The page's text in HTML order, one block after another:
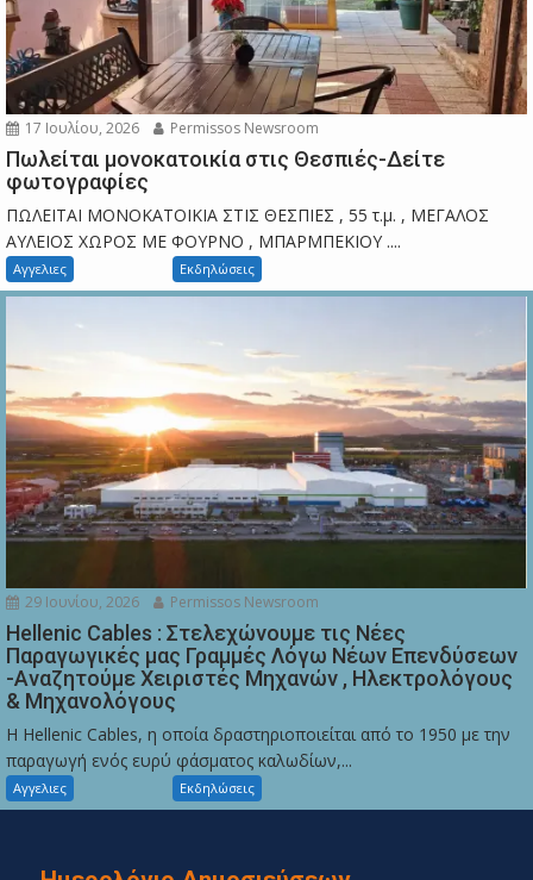
17 Ιουλίου, 2026 Permissos Newsroom
Πωλείται μονοκατοικία στις Θεσπιές-Δείτε
φωτογραφίες
ΠΩΛΕΙΤΑΙ ΜΟΝΟΚΑΤΟΙΚΙΑ ΣΤΙΣ ΘΕΣΠΙΕΣ , 55 τ.μ. , ΜΕΓΑΛΟΣ
ΑΥΛΕΙΟΣ ΧΩΡΟΣ ΜΕ ΦΟΥΡΝΟ , ΜΠΑΡΜΠΕΚΙΟΥ ....
Αγγελιες Εκδηλώσεις
29 Ιουνίου, 2026 Permissos Newsroom
Hellenic Cables : Στελεχώνουμε τις Νέες
Παραγωγικές μας Γραμμές Λόγω Νέων Επενδύσεων
-Αναζητούμε Χειριστές Μηχανών , Ηλεκτρολόγους
& Μηχανολόγους
Η Hellenic Cables, η οποία δραστηριοποιείται από το 1950 με την
παραγωγή ενός ευρύ φάσματος καλωδίων,...
Αγγελιες Εκδηλώσεις